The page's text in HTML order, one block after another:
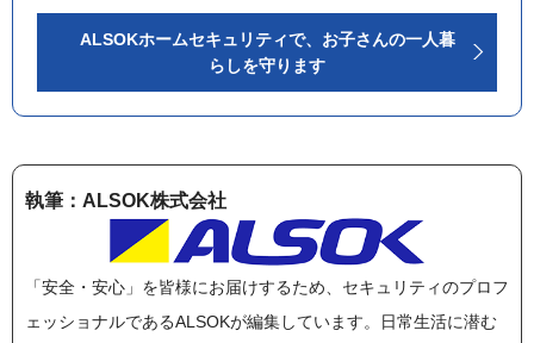
ALSOKホームセキュリティで、お子さんの一人暮
らしを守ります
執筆：ALSOK株式会社
「安全・安心」を皆様にお届けするため、セキュリティのプロフ
ェッショナルであるALSOKが編集しています。日常生活に潜む